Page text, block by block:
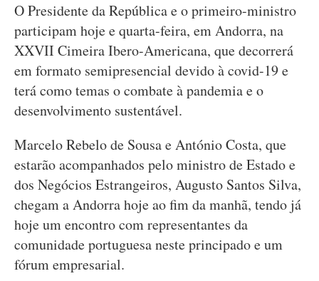
O Presidente da República e o primeiro-ministro
participam hoje e quarta-feira, em Andorra, na
XXVII Cimeira Ibero-Americana, que decorrerá
em formato semipresencial devido à covid-19 e
terá como temas o combate à pandemia e o
desenvolvimento sustentável.
Marcelo Rebelo de Sousa e António Costa, que
estarão acompanhados pelo ministro de Estado e
dos Negócios Estrangeiros, Augusto Santos Silva,
chegam a Andorra hoje ao fim da manhã, tendo já
hoje um encontro com representantes da
comunidade portuguesa neste principado e um
fórum empresarial.